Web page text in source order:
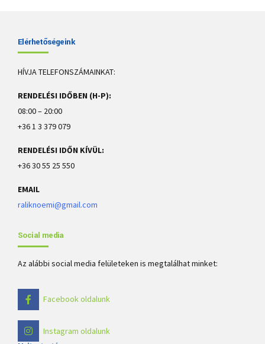
Elérhetőségeink
HÍVJA TELEFONSZÁMAINKAT:
RENDELÉSI IDŐBEN (H-P):
08:00 – 20:00
+36 1 3 379 079
RENDELÉSI IDŐN KÍVÜL:
+36 30 55 25 550
EMAIL
raliknoemi@gmail.com
Social media
Az alábbi social media felületeken is megtalálhat minket:
Facebook oldalunk
Instagram oldalunk